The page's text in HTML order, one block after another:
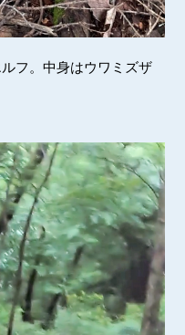
フ。中身はウワミズザ